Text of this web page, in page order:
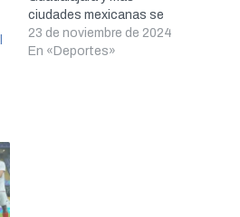
ciudades mexicanas se
preparan para recibir a las
selecciones.
23 de noviembre de 2024
En «Deportes»